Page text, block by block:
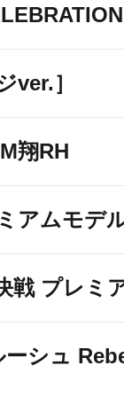
ver.］
翔RH
アムモデ
戦 プレミ
ーシュ